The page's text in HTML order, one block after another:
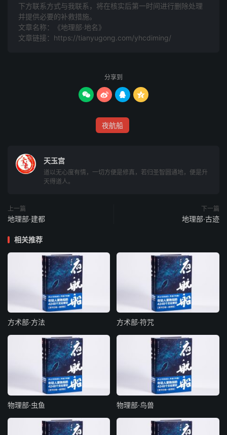
敦煌（音屯黄。郡名）。冤句（音冤勾。在曹州。今废）。
临朐（朐音渠。县名。在山东）。
（上四下干）（左干右干）（音罕牵。羌地）。
取虑（音趋闾。县名。在临淮）。
禚（音灼。齐地）。
名）。戬城（戬音资。齐地）。鄄城（鄄音绢。卫地）。
崞（音郭。县名）。
先零（零音连）。
沭阳（沭音术。县名）。
虒祈（音思奇。地名）。
（上宀下桀）丘（（上宀下桀）音胜。鲁地）。
句绎（音勾亦。邾地）。
盱眙（音虚宜。县名）。都庞（庞音龙。邑名）。
繁畤（畤音止。邑名）。
下方联系方式与我联系​​，将在核实后第一时间进行删除处理
并提供必要的补救措施。
文章名称：《地理部·地名》
文章链接： https://tianyugong.com/yhcdiming/
分享到
   
夜航船
天玉宫
道以无心度有情，一切方便是修真，若归圣智圆通地，便是升
天得道人。
上一篇
地理部·建都
下一篇
地理部·古迹
相关推荐
方术部·方法 方术部·符咒
物理部·虫鱼 物理部·鸟兽